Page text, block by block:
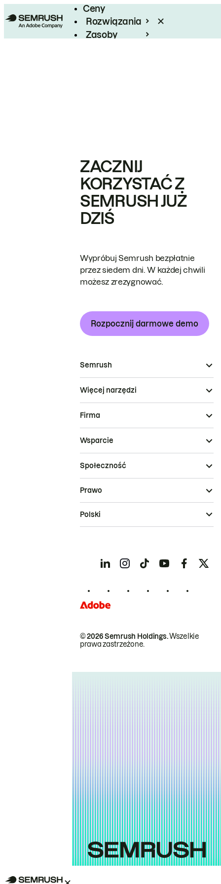
Ceny
Rozwiązania
Zasoby
ZACZNIJ
KORZYSTAĆ Z
SEMRUSH JUŻ
DZIŚ
Wypróbuj Semrush bezpłatnie
przez siedem dni. W każdej chwili
możesz zrezygnować.
Rozpocznij darmowe demo
Semrush
Więcej narzędzi
Firma
Wsparcie
Społeczność
© 2026 Semrush Holdings.Wszelkie
prawa zastrzeżone.
Prawo
Polski